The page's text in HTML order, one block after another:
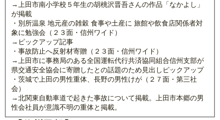
→上田市南小学校５年生の胡桃沢晋吾さんの作品「なかよし」
が掲載
・別所温泉 地元産の雑穀 食事や土産に 旅館や飲食店関係者対
象に勉強会（２３面・信州ワイド）
→ピックアップ記事
・事故防止へ反射材寄贈（２３面・信州ワイド）
→上田市に事務局のある全国運転代行共済協同組合信州支部が
県交通安全協会に寄贈したとの話題のため見出しピックアップ
・茨城で上田の男性重体、長野の男性けが（２７面・第三社
会）
→北関東自動車道で起きた事故について掲載。上田市本郷の男
性会社員が意識不明の重体と掲載。